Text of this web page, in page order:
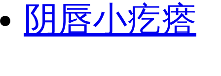
阴唇小疙瘩